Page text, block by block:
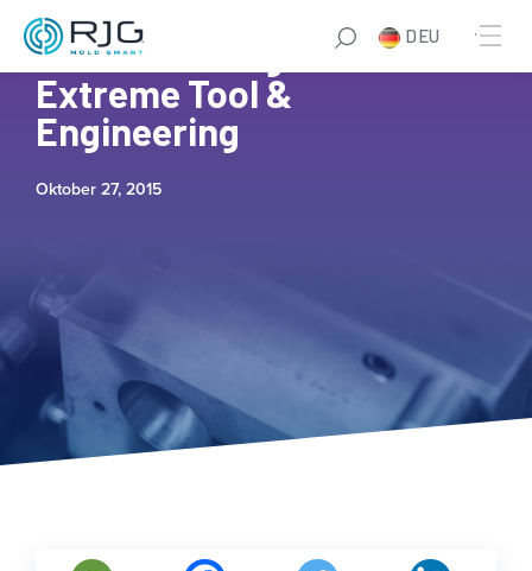
DEU
iMARK Molding and
Extreme Tool &
Engineering
Oktober 27, 2015